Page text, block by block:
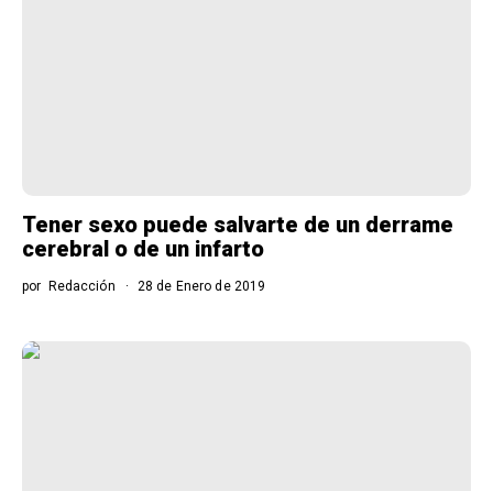
Tener sexo puede salvarte de un derrame
cerebral o de un infarto
por Redacción 28 de Enero de 2019